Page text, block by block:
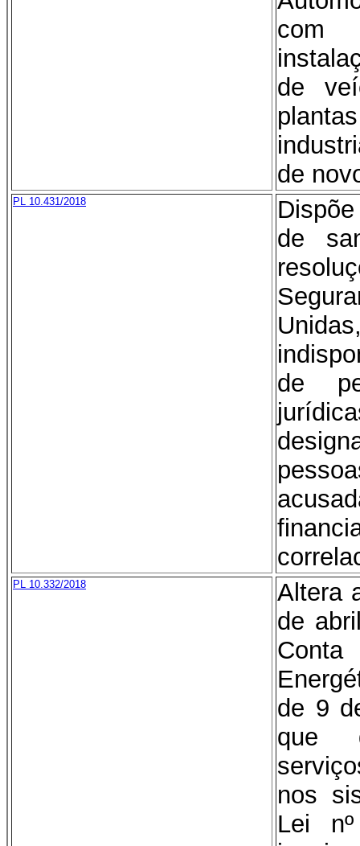
com
de
de
PL 10.431/2018
de
de
PL 10.332/2018
Altera
de
Conta
de 9
que
nos
Lei